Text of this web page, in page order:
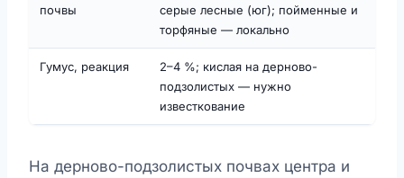
почвы
серые лесные (юг); пойменные и
торфяные — локально
Гумус, реакция
2–4 %; кислая на дерново-
подзолистых — нужно
известкование
На дерново-подзолистых почвах центра и